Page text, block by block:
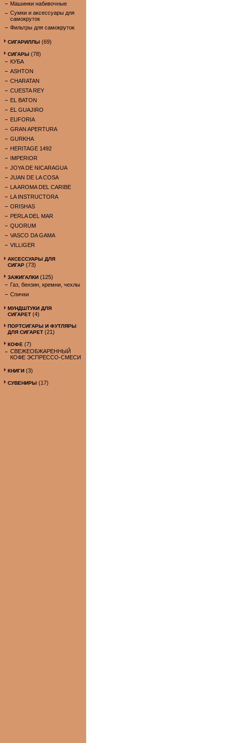
Машинки набивочные
Сумки и аксессуары для
самокруток
Фильтры для самокруток
СИГАРИЛЛЫ (69)
СИГАРЫ (78)
КУБА
ASHTON
CHARATAN
CUESTA REY
EL BATON
EL GUAJIRO
EUFORIA
GRAN APERTURA
GURKHA
HERITAGE 1492
IMPERIOR
JOYA DE NICARAGUA
JUAN DE LA COSA
LA AROMA DEL CARIBE
LA INSTRUCTORA
ORISHAS
PERLA DEL MAR
QUORUM
VASCO DA GAMA
VILLIGER
АКСЕССУАРЫ ДЛЯ
СИГАР (73)
ЗАЖИГАЛКИ (125)
Газ, бензин, кремни, чехлы
Спички
МУНДШТУКИ ДЛЯ
СИГАРЕТ (4)
ПОРТСИГАРЫ И ФУТЛЯРЫ
ДЛЯ СИГАРЕТ (21)
КОФЕ (7)
СВЕЖЕОБЖАРЕННЫЙ
КОФЕ ЭСПРЕССО-СМЕСИ
КНИГИ (3)
СУВЕНИРЫ (17)